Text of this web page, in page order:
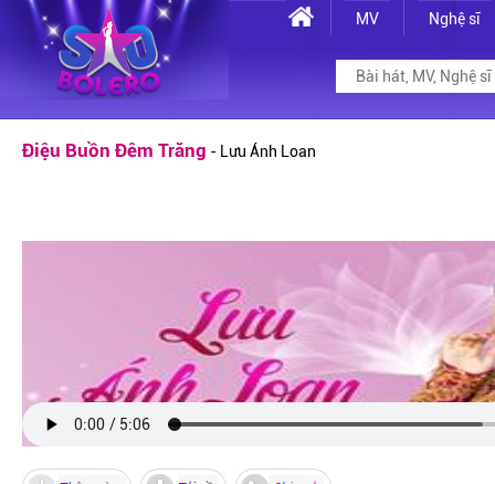
MV Nghệ sĩ
Điệu Buồn Đêm Trăng - Lưu Ánh Loan